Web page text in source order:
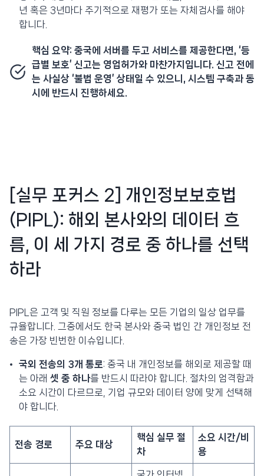
년 혹은 3년마다 주기적으로 재평가 또는 자체검사를 해야
합니다.
핵심 요약: 중국에 서버를 두고 서비스를 제공한다면, ‘등
급별 보호’ 신고는 영업허가와 마찬가지입니다. 신고 전에
는 사실상 ‘불법 운영’ 상태일 수 있으니, 시스템 구축과 동
시에 반드시 진행하세요.
[실무 포커스 2] 개인정보보호법
(PIPL): 해외 본사와의 데이터 흐
름, 이 세 가지 경로 중 하나를 선택
하라
PIPL은 고객 및 직원 정보를 다루는 모든 기업의 일상 업무를
규율합니다. 그중에서도 한국 본사와 중국 법인 간 개인정보 전
송은 가장 빈번한 이슈입니다.
국외 전송의 3개 통로: 중국 내 개인정보를 해외로 제공할 때
는 아래 셋 중 하나를 반드시 따라야 합니다. 절차의 엄격함과
소요 시간이 다르므로, 기업 규모와 데이터 양에 맞게 선택해
야 합니다.
전송 경로 주요 대상
핵심 실무 절
차
소요 시간/비
용